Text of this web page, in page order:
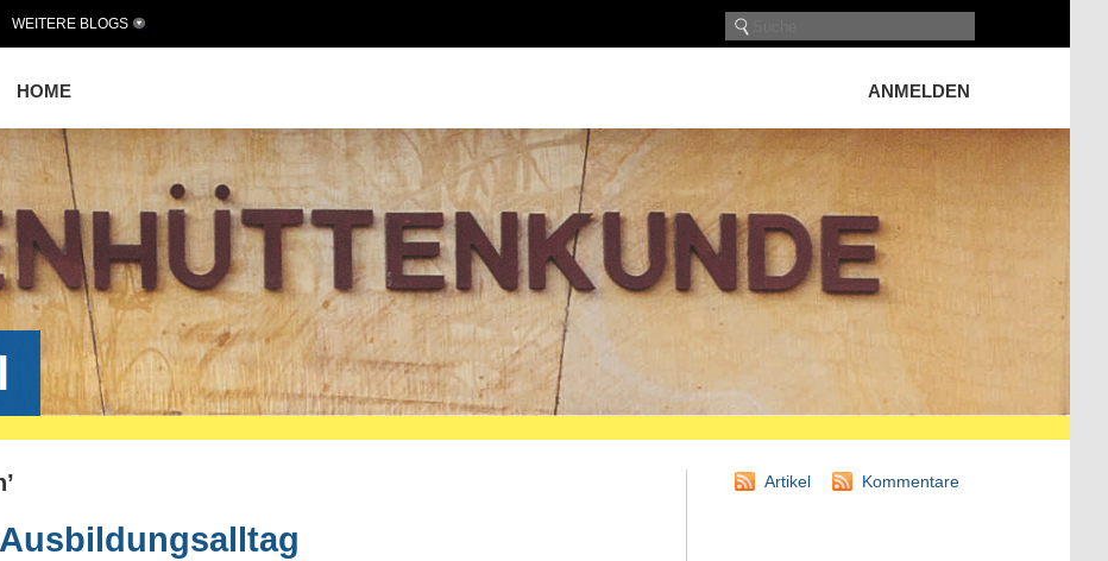
HOME ANMELDEN
WEITERE BLOGS
Artikel Kommentare